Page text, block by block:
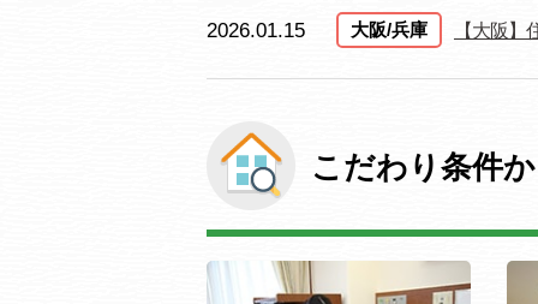
2026.01.15 大阪/兵庫 【大阪
こだわり条件